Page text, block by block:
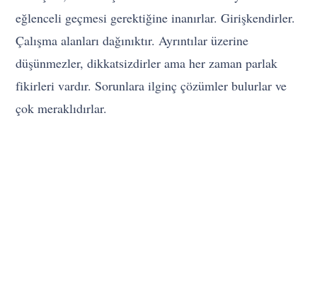
eğlenceli geçmesi gerektiğine inanırlar. Girişkendirler.
Çalışma alanları dağınıktır. Ayrıntılar üzerine
düşünmezler, dikkatsizdirler ama her zaman parlak
fikirleri vardır. Sorunlara ilginç çözümler bulurlar ve
çok meraklıdırlar.